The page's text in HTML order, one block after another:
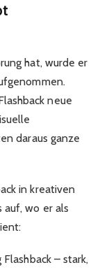
hat, wurde er
neue
daraus ganze
in kreativen
auf, wo er als
– stark,